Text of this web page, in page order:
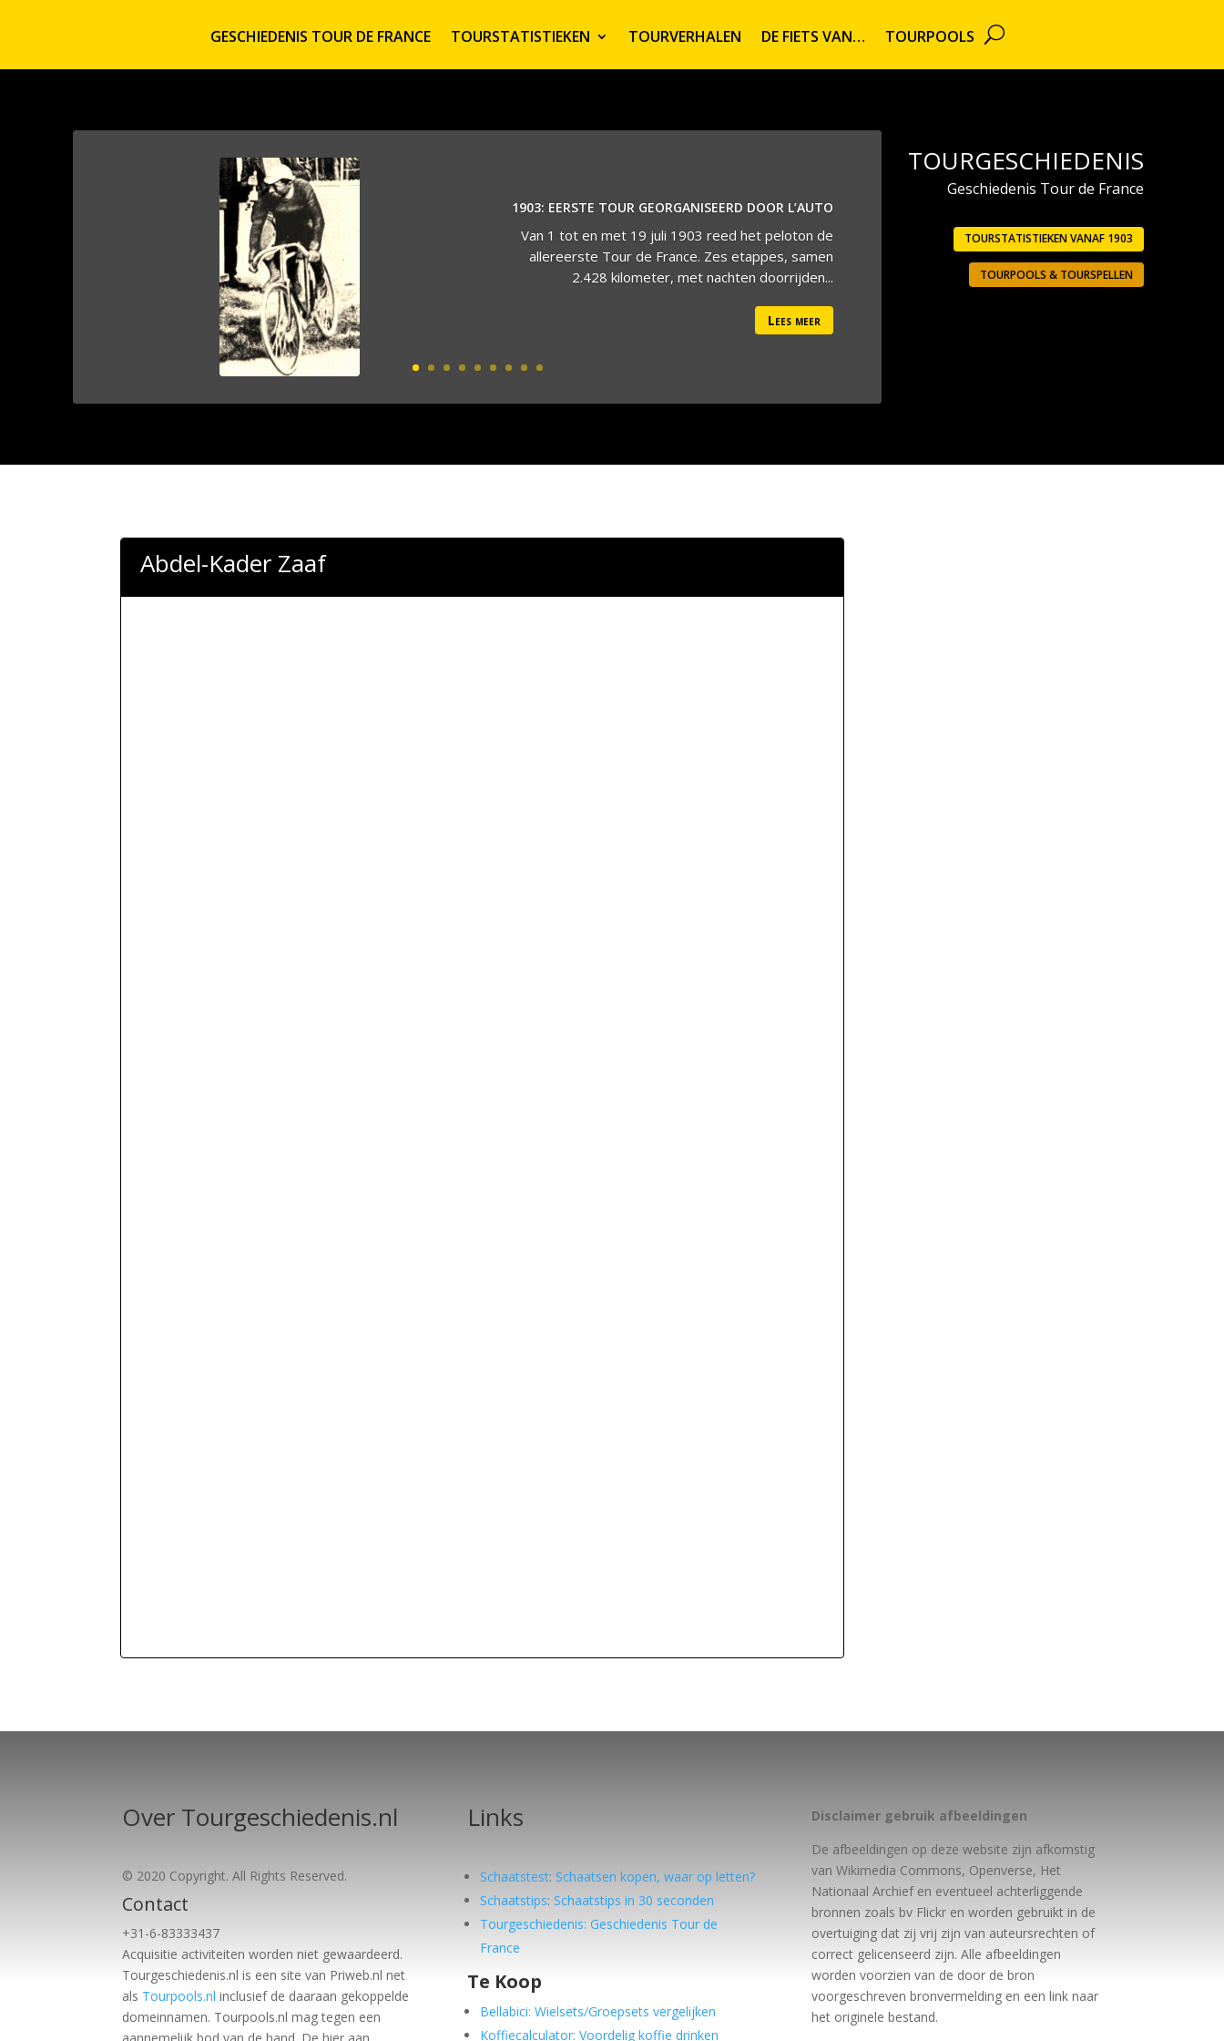
GESCHIEDENIS TOUR DE FRANCE TOURSTATISTIEKEN TOURVERHALEN DE FIETS VAN… TOURPOOLS
1903: EERSTE TOUR GEORGANISEERD DOOR L’AUTO
Van 1 tot en met 19 juli 1903 reed het peloton de
allereerste Tour de France. Zes etappes, samen
2.428 kilometer, met nachten doorrijden...
Lees meer
TOURGESCHIEDENIS
Geschiedenis Tour de France
TOURSTATISTIEKEN VANAF 1903
TOURPOOLS & TOURSPELLEN
Abdel-Kader Zaaf
Over Tourgeschiedenis.nl
© 2020 Copyright. All Rights Reserved.
Contact
+31-6-83333437
Acquisitie activiteiten worden niet gewaardeerd.
Tourgeschiedenis.nl is een site van Priweb.nl net
als Tourpools.nl inclusief de daaraan gekoppelde
domeinnamen. Tourpools.nl mag tegen een
aannemelijk bod van de hand. De hier aan
Links
Schaatstest: Schaatsen kopen, waar op letten?
Schaatstips: Schaatstips in 30 seconden
Tourgeschiedenis: Geschiedenis Tour de
France
Te Koop
Bellabici: Wielsets/Groepsets vergelijken
Koffiecalculator: Voordelig koffie drinken
Disclaimer gebruik afbeeldingen
De afbeeldingen op deze website zijn afkomstig
van Wikimedia Commons, Openverse, Het
Nationaal Archief en eventueel achterliggende
bronnen zoals bv Flickr en worden gebruikt in de
overtuiging dat zij vrij zijn van auteursrechten of
correct gelicenseerd zijn. Alle afbeeldingen
worden voorzien van de door de bron
voorgeschreven bronvermelding en een link naar
het originele bestand.